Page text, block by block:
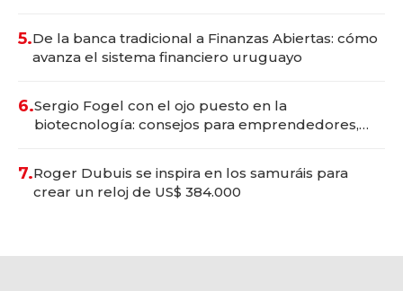
5.De la banca tradicional a Finanzas Abiertas: cómo
avanza el sistema financiero uruguayo
6.Sergio Fogel con el ojo puesto en la
biotecnología: consejos para emprendedores,
7.Roger Dubuis se inspira en los samuráis para
crear un reloj de US$ 384.000